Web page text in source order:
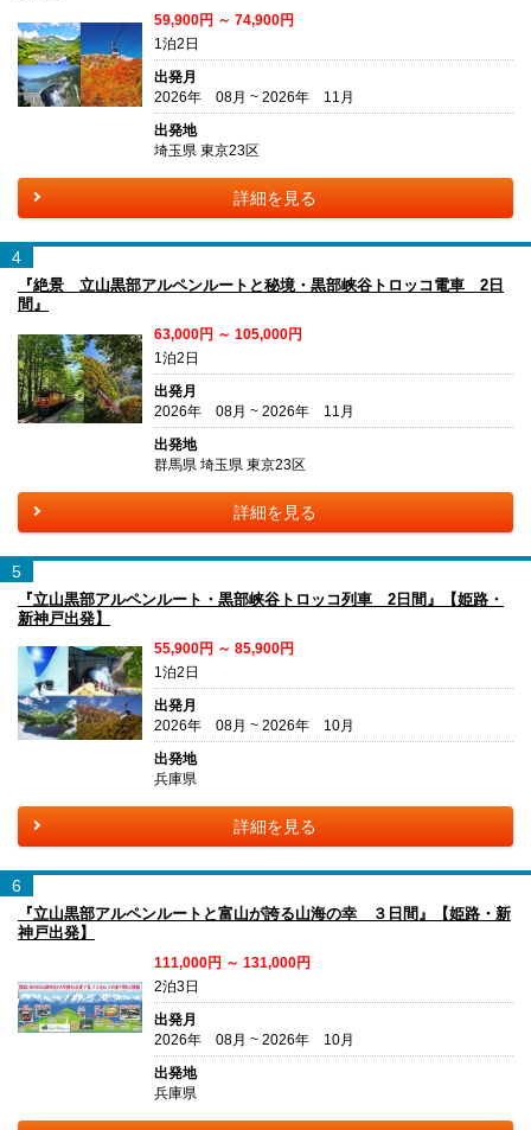
59,900円 ～ 74,900円
1泊2日
出発月
2026年 08月 ~ 2026年 11月
出発地
埼玉県 東京23区
詳細を見る
4
『絶景 立山黒部アルペンルートと秘境・黒部峡谷トロッコ電車 2日
間』
63,000円 ～ 105,000円
1泊2日
出発月
2026年 08月 ~ 2026年 11月
出発地
群馬県 埼玉県 東京23区
詳細を見る
5
『立山黒部アルペンルート・黒部峡谷トロッコ列車 2日間』【姫路・
新神戸出発】
55,900円 ～ 85,900円
1泊2日
出発月
2026年 08月 ~ 2026年 10月
出発地
兵庫県
詳細を見る
6
『立山黒部アルペンルートと富山が誇る山海の幸 ３日間』【姫路・新
神戸出発】
111,000円 ～ 131,000円
2泊3日
出発月
2026年 08月 ~ 2026年 10月
出発地
兵庫県